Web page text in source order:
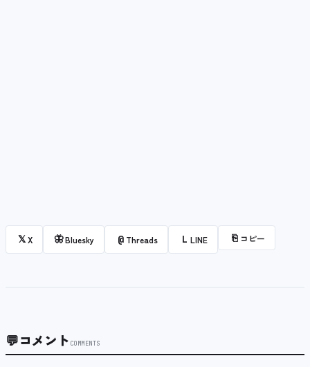
𝕏X 🦋Bluesky @ Threads L LINE ⎘ コピー
💬コメント COMMENTS